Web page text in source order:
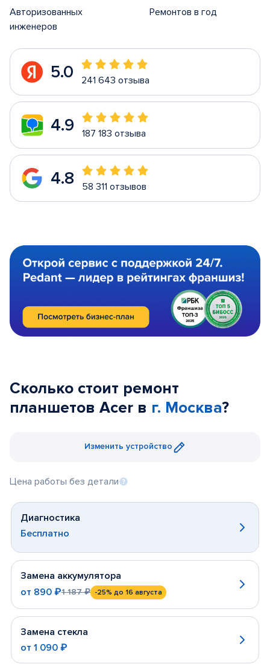
Авторизованных
инженеров
Ремонтов в год
5.0 241 643 отзыва
4.9 187 183 отзыва
4.8 58 311 отзывов
Сколько стоит ремонт
планшетов Acer в г. Москва?
Изменить устройство
Цена работы без детали
Диагностика
Бесплатно
Замена аккумулятора
от 890 ₽1 187 ₽ -25% до 16 августа
Замена стекла
от 1 090 ₽